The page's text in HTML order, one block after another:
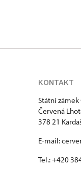
KONTAKT
Státní
Červená
378 21
E-mail:
Tel.: +420